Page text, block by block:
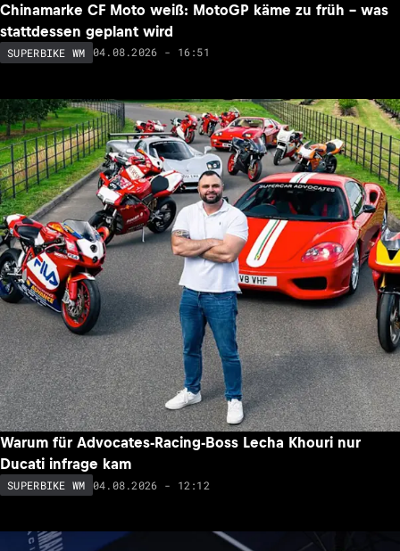
Chinamarke CF Moto weiß: MotoGP käme zu früh – was
stattdessen geplant wird
SUPERBIKE WM 04.08.2026 - 16:51
Warum für Advocates-Racing-Boss Lecha Khouri nur
Ducati infrage kam
SUPERBIKE WM 04.08.2026 - 12:12